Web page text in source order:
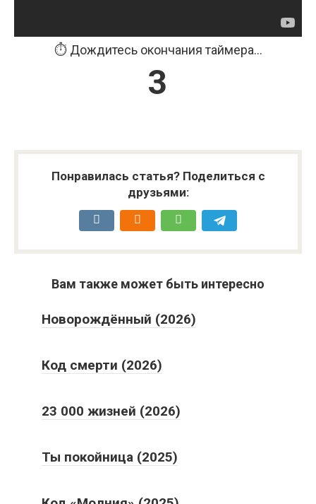
⏱️ Дождитесь окончания таймера...
3
Понравилась статья? Поделиться с
друзьями:
Вам также может быть интересно
Новорождённый (2026)
Код смерти (2026)
23 000 жизней (2026)
Ты покойница (2025)